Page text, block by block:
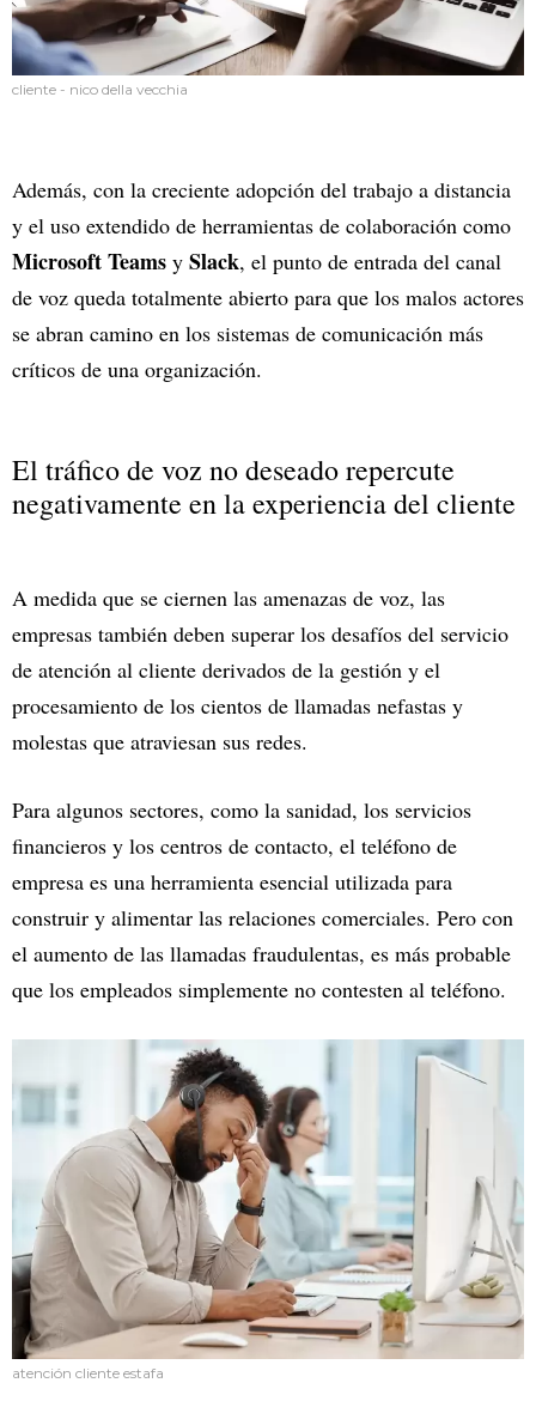
cliente - nico della vecchia
Además, con la creciente adopción del trabajo a distancia
y el uso extendido de herramientas de colaboración como
Microsoft Teams y Slack, el punto de entrada del canal
de voz queda totalmente abierto para que los malos actores
se abran camino en los sistemas de comunicación más
críticos de una organización.
El tráfico de voz no deseado repercute
negativamente en la experiencia del cliente
A medida que se ciernen las amenazas de voz, las
empresas también deben superar los desafíos del servicio
de atención al cliente derivados de la gestión y el
procesamiento de los cientos de llamadas nefastas y
molestas que atraviesan sus redes.
Para algunos sectores, como la sanidad, los servicios
financieros y los centros de contacto, el teléfono de
empresa es una herramienta esencial utilizada para
construir y alimentar las relaciones comerciales. Pero con
el aumento de las llamadas fraudulentas, es más probable
que los empleados simplemente no contesten al teléfono.
atención cliente estafa